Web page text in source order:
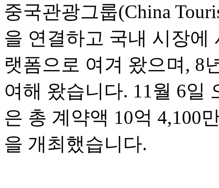
중국관광그룹(China
을 연결하고 국내 시장에
랫폼으로 여겨 왔으며, 8
여해 왔습니다. 11월 6일
은 총 계약액 10억 4,100
을 개최했습니다.